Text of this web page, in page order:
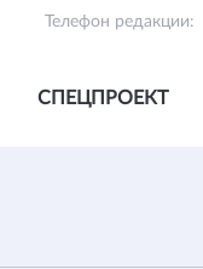
Телефон редакции:
СПЕЦПРОЕКТ